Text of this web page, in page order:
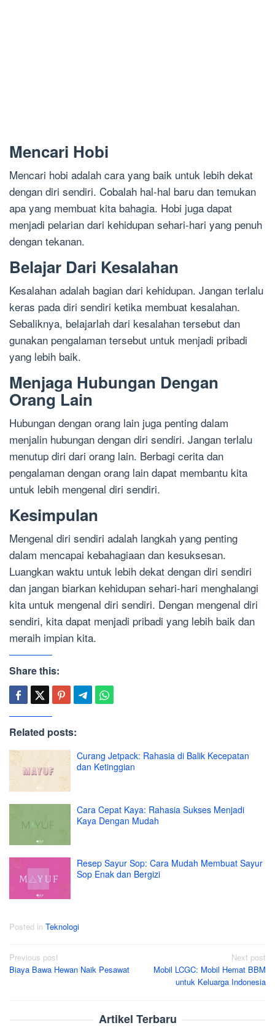
Mencari Hobi
Mencari hobi adalah cara yang baik untuk lebih dekat
dengan diri sendiri. Cobalah hal-hal baru dan temukan
apa yang membuat kita bahagia. Hobi juga dapat
menjadi pelarian dari kehidupan sehari-hari yang penuh
dengan tekanan.
Belajar Dari Kesalahan
Kesalahan adalah bagian dari kehidupan. Jangan terlalu
keras pada diri sendiri ketika membuat kesalahan.
Sebaliknya, belajarlah dari kesalahan tersebut dan
gunakan pengalaman tersebut untuk menjadi pribadi
yang lebih baik.
Menjaga Hubungan Dengan
Orang Lain
Hubungan dengan orang lain juga penting dalam
menjalin hubungan dengan diri sendiri. Jangan terlalu
menutup diri dari orang lain. Berbagi cerita dan
pengalaman dengan orang lain dapat membantu kita
untuk lebih mengenal diri sendiri.
Kesimpulan
Mengenal diri sendiri adalah langkah yang penting
dalam mencapai kebahagiaan dan kesuksesan.
Luangkan waktu untuk lebih dekat dengan diri sendiri
dan jangan biarkan kehidupan sehari-hari menghalangi
kita untuk mengenal diri sendiri. Dengan mengenal diri
sendiri, kita dapat menjadi pribadi yang lebih baik dan
meraih impian kita.
Share this:
Related posts:
Curang Jetpack: Rahasia di Balik Kecepatan
dan Ketinggian
Cara Cepat Kaya: Rahasia Sukses Menjadi
Kaya Dengan Mudah
Resep Sayur Sop: Cara Mudah Membuat Sayur
Sop Enak dan Bergizi
Posted in Teknologi
Post
navigation
Previous post
Biaya Bawa Hewan Naik Pesawat
Next post
Mobil LCGC: Mobil Hemat BBM
untuk Keluarga Indonesia
Artikel Terbaru